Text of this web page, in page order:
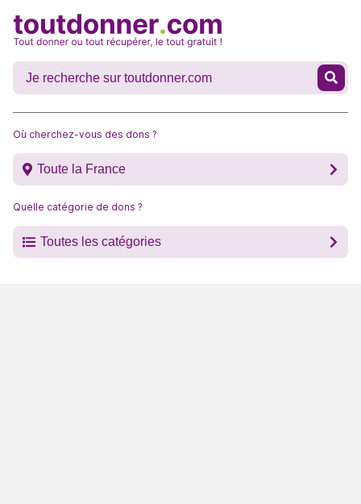
Où cherchez-vous des dons ?
Toute la France
Quelle catégorie de dons ?
Toutes les catégories